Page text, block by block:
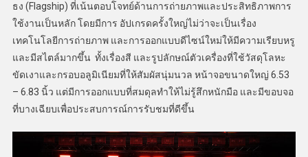
ธง (Flagship) ที่เน้นตอบโจทย์ด้านการถ่ายภาพและประสิทธิภาพการ
ใช้งานเป็นหลัก โดยมีการ อัปเกรดครั้งใหญ่ไม่ว่าจะเป็นเรื่อง
เทคโนโลยีการถ่ายภาพ และการออกแบบดีไซน์ใหม่ให้มีความเรียบหรู
และมีสไตล์มากขึ้น ทั้งเรื่องสี และรูปลักษณ์ตัวเครื่องที่ใช้วัสดุโลหะ
ขัดเงาและกรอบอลูมิเนียมที่ให้สัมผัสนุ่มนวล หน้าจอขนาดใหญ่ 6.53
– 6.83 นิ้ว แต่มีการออกแบบที่สมดุลทำให้ไม่รู้สึกหนักมือ และมีขอบจอ
ที่บางเฉียบเพื่อประสบการณ์การรับชมที่ดีขึ้น